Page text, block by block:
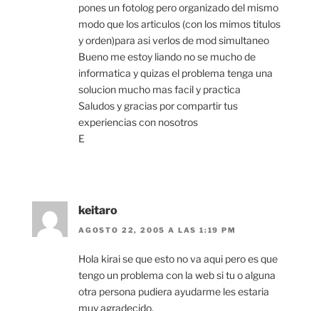
pones un fotolog pero organizado del mismo
modo que los articulos (con los mimos titulos
y orden)para asi verlos de mod simultaneo
Bueno me estoy liando no se mucho de
informatica y quizas el problema tenga una
solucion mucho mas facil y practica
Saludos y gracias por compartir tus
experiencias con nosotros
E
keitaro
AGOSTO 22, 2005 A LAS 1:19 PM
Hola kirai se que esto no va aqui pero es que
tengo un problema con la web si tu o alguna
otra persona pudiera ayudarme les estaria
muy agradecido.